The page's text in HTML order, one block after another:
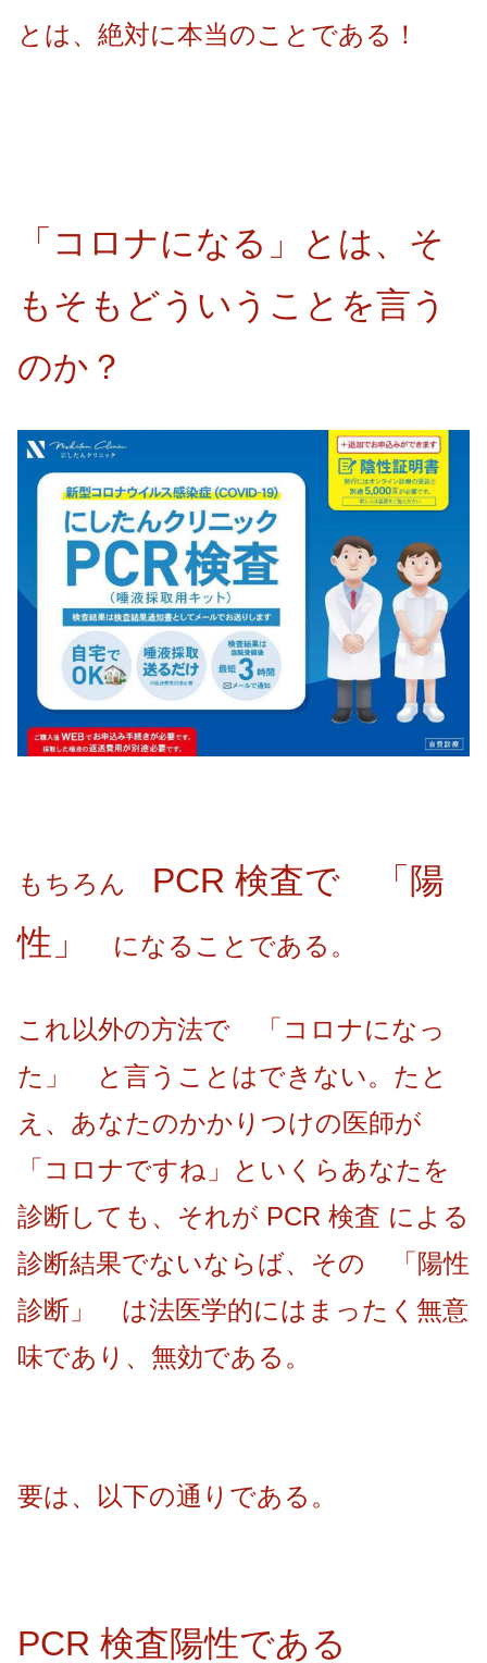
とは、絶対に本当のことである！
「コロナになる」とは、そ
もそもどういうことを言う
のか？
もちろん PCR 検査で 「陽
性」
になることである。
これ以外の方法で 「コロナになっ
た」 と言うことはできない。たと
え、あなたのかかりつけの医師が
「コロナですね」といくらあなたを
診断しても、それが PCR 検査 による
診断結果でないならば、その 「陽性
診断」 は法医学的にはまったく無意
味であり、無効である。
要は、以下の通りである。
PCR 検査陽性である